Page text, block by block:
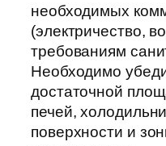
необходимых
(электричество,
требованиям
Необходимо
достаточной
печей,
поверхности и